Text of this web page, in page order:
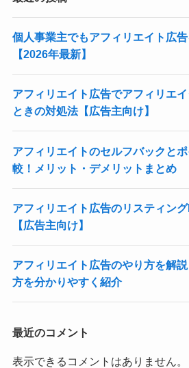
個人事業主でもアフィリエイト広
【2026年最新】
アフィリエイト広告でアフィリエ
ときの対処法【広告主向け】
アフィリエイトのセルフバックと
較！メリット・デメリットまとめ
アフィリエイト広告のリスティン
【広告主向け】
アフィリエイト広告のやり方を解
方を分かりやすく紹介
最近のコメント
表示できるコメントはありません。